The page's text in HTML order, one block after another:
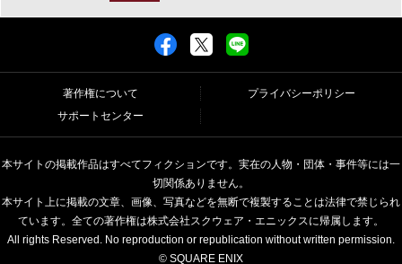
著作権について
プライバシーポリシー
サポートセンター
本サイトの掲載作品はすべてフィクションです。実在の人物・団体・事件等には一
切関係ありません。
本サイト上に掲載の文章、画像、写真などを無断で複製することは法律で禁じられ
ています。全ての著作権は株式会社スクウェア・エニックスに帰属します。
All rights Reserved. No reproduction or republication without written permission.
© SQUARE ENIX